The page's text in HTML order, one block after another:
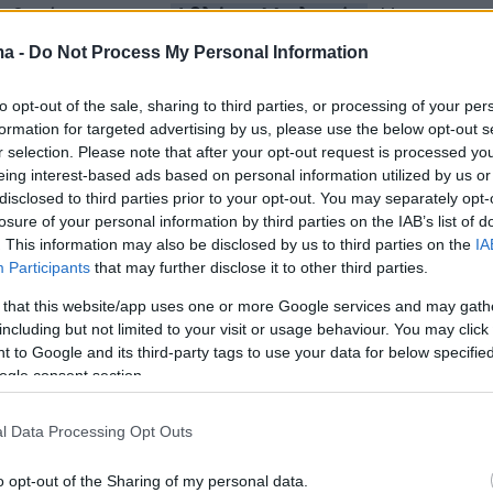
- Do Not Process My Personal Information
opt-out of the sale, sharing to third parties, or processing of your
for targeted advertising by us, please use the below opt-out
selection. Please note that after your opt-out request is processed
interest-based ads based on personal information utilized by us
to third parties prior to your opt-out. You may separately
of your personal information by third parties on the IAB’s list of
This information may also be disclosed by us to third parties on the
Participants that may further disclose it to other third parties.
that this website/app uses one or more Google services and may
but not limited to your visit or usage behaviour. You may
to Google and its third-party tags to use your data for below
consent section.
Data Processing Opt Outs
opt-out of the Sharing of my personal data.
0 κόντρα στηνΑθλέτικ Μπιλμπάο. Η
με την Βιγιαρέαλ, ενώ στο 0-0 έμειναν
μετά το 2-0 επί της Ρεάλ Μαδρίτης στο
η Ρόμα πέρασε με διπλό από την έδρα της
και έμεινε σε τροχιά Champions League,
και η Κόμο η οποία με γκολ του Δουβίκα
τη Βερόνα. Ήττα με 3-2 για τη Μίλαν από την
και η 4η θέση βρίσκεται σε κίνδυνο.
(35η αγωνιστική)
1-1 (6΄ Γκράφενμπερχ - 35΄ Φερνάντες)